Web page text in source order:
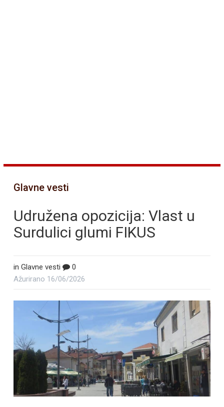
Glavne vesti
Udružena opozicija: Vlast u
Surdulici glumi FIKUS
in Glavne vesti
0
Ažurirano 16/06/2026